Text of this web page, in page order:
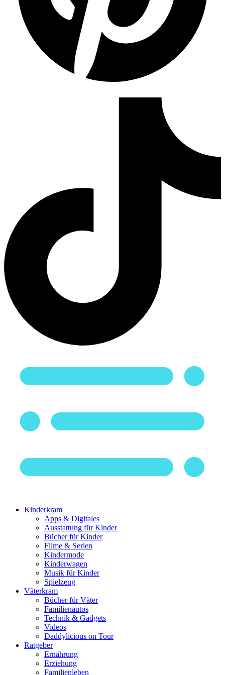
Kinderkram
Apps & Digitales
Ausstattung für Kinder
Bücher für Kinder
Filme & Serien
Kindermode
Kinderwagen
Musik für Kinder
Spielzeug
Väterkram
Bücher für Väter
Familienautos
Technik & Gadgets
Videos
Daddylicious on Tour
Ratgeber
Ernährung
Erziehung
Familienleben